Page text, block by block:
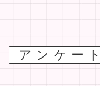
アンケー